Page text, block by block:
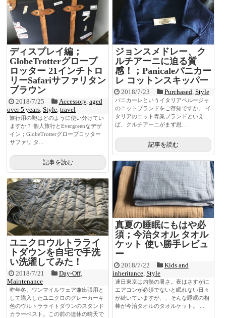
ディスプレイ編；
GlobeTrotterグローブ
ロッター 21インチトロ
リーSafariサファリタン
ブラウン
2018/7/25 Accessory, aged
over 5 years, Style, travel
旅行用の鞄はどのように使い分けてい
ますか？ 個人旅行とEvergreenなデザ
イン；GlobeTrotterグローブロッター
サファリ タ...
記事を読む
ジョンスメドレー、ク
ルチアーニに迫る質
感！；Panicaleパニカー
レ コットンスキッパー
2018/7/23 Purchased, Style
パニカーレというイタリアペルージャ
のニットブランドをご存知ですか。 イ
タリアのニット専業ブランドといえ
ば、クルチアーニがまず思...
記事を読む
真夏の睡眠にもはや必
須；今治タオル タオル
ケット 使い勝手レビュ
ー
2018/7/22
Kids and
inheritance,Style
連日東京は灼熱の暑さ。夜はさすがに
エアコンが必須でないと眠れない日々
が続いていますが、、そんな睡眠の相
棒が今治タオルのタオルケット。 ...
ユニクロウルトラライ
トダウンを自宅で手洗
い洗濯してみた！
2018/7/21 Day-Off,
Maintenance
昨年冬、ワンマイルウェア兼出張用と
して購入したユニクロのグレーカーキ
色のウルトラライトダウンのスタンド
カラーベスト。この前の連休の晴天で